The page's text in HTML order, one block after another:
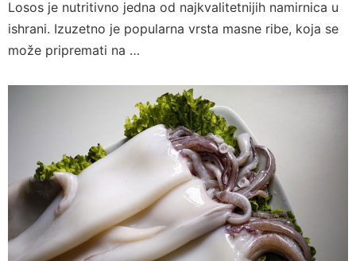
Losos je nutritivno jedna od najkvalitetnijih namirnica u
ishrani. Izuzetno je popularna vrsta masne ribe, koja se
može pripremati na …